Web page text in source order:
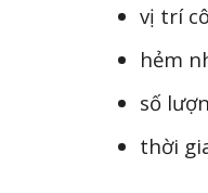
vị trí
hẻm
số
thời